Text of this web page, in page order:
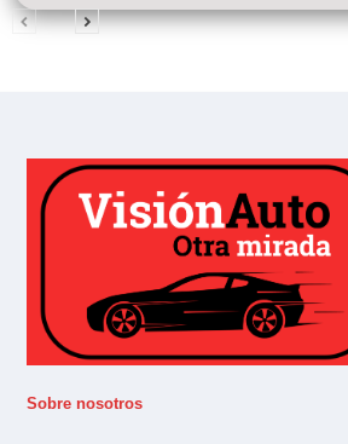
Sobre nosotros